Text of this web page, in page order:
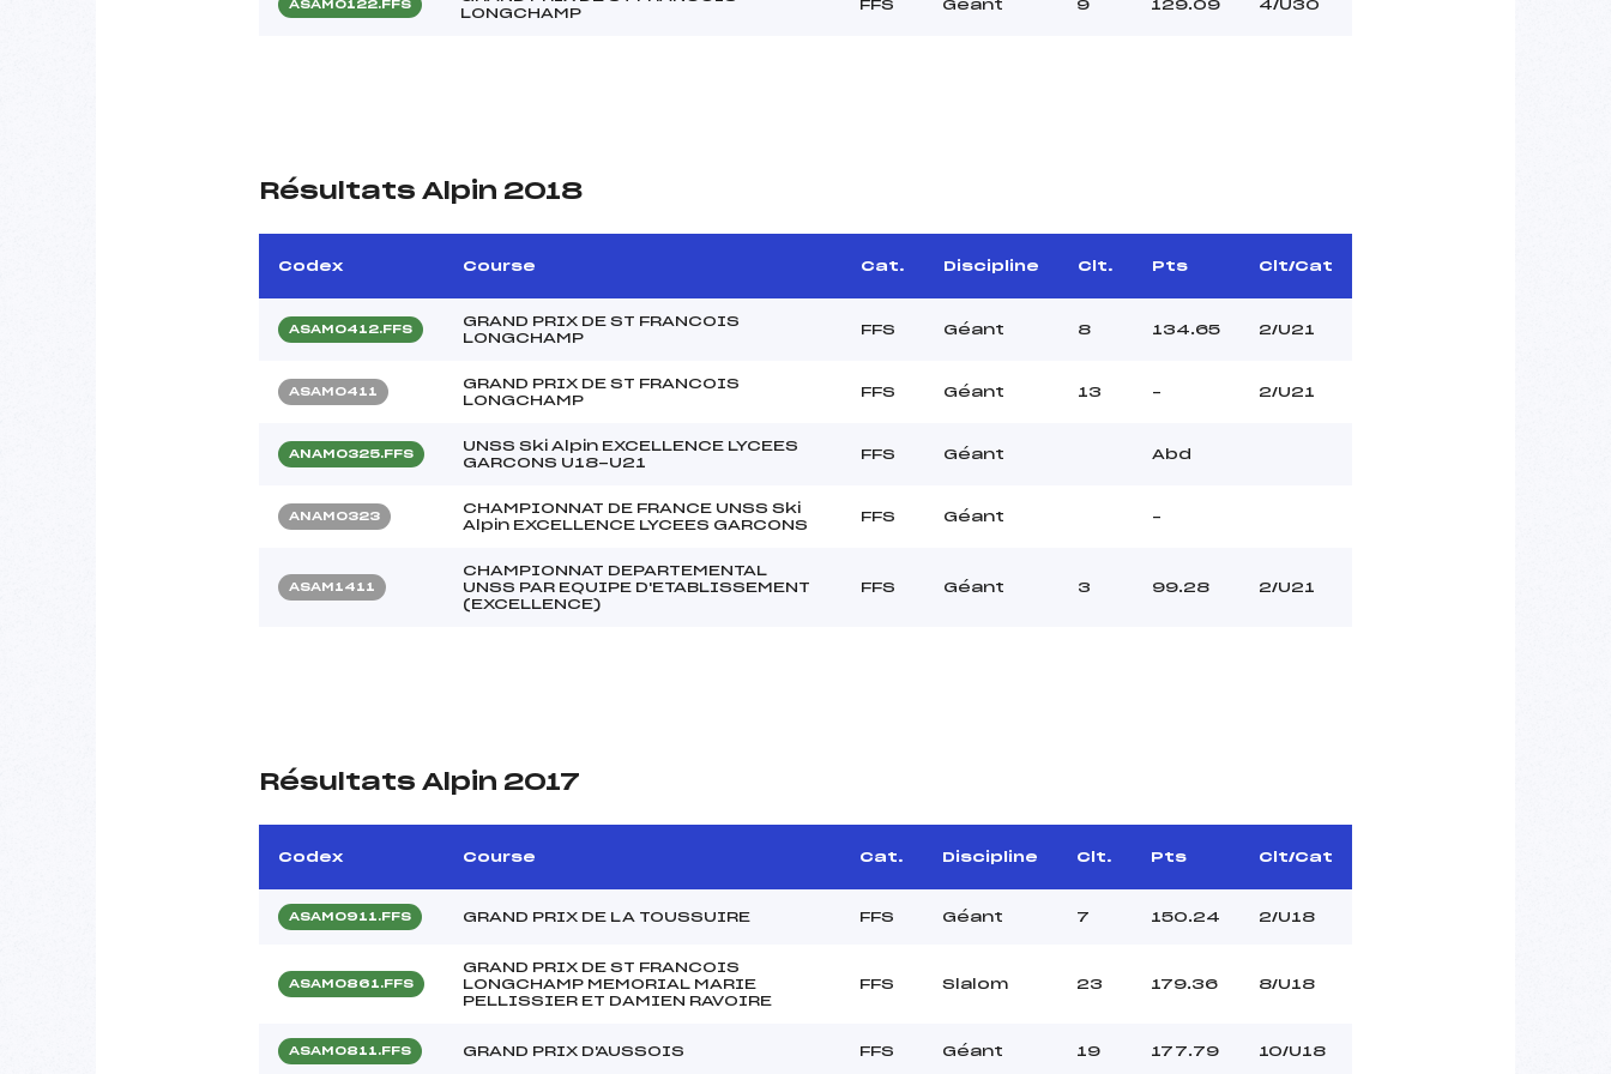
ASAM0122.FFS
LONGCHAMP
FFS Géant 9 129.09 4/U30
Résultats Alpin 2018
Codex Course Cat. Discipline Clt. Pts Clt/Cat
ASAM0412.FFS
GRAND PRIX DE ST FRANCOIS
LONGCHAMP
FFS Géant 8 134.65 2/U21
ASAM0411
GRAND PRIX DE ST FRANCOIS
LONGCHAMP
FFS Géant 13 – 2/U21
ANAM0325.FFS
UNSS Ski Alpin EXCELLENCE LYCEES
GARCONS U18-U21
FFS Géant Abd
ANAM0323
CHAMPIONNAT DE FRANCE UNSS Ski
Alpin EXCELLENCE LYCEES GARCONS
FFS Géant –
ASAM1411
CHAMPIONNAT DEPARTEMENTAL
UNSS PAR EQUIPE D'ETABLISSEMENT
(EXCELLENCE)
FFS Géant 3 99.28 2/U21
Résultats Alpin 2017
Codex Course Cat. Discipline Clt. Pts Clt/Cat
ASAM0911.FFS GRAND PRIX DE LA TOUSSUIRE FFS Géant 7 150.24 2/U18
ASAM0861.FFS
GRAND PRIX DE ST FRANCOIS
LONGCHAMP MEMORIAL MARIE
PELLISSIER ET DAMIEN RAVOIRE
FFS Slalom 23 179.36 8/U18
ASAM0811.FFS GRAND PRIX D'AUSSOIS FFS Géant 19 177.79 10/U18